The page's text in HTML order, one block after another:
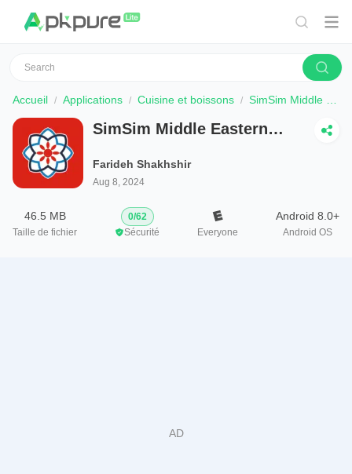
Accueil Applications Cuisine et boissons SimSim Middle Eastern Recipes
SimSim Middle Eastern
Farideh Shakhshir
Aug 8, 2024
46.5 MB
Taille de fichier
0/62
Sécurité
Everyone
Android 8.0+
Android OS